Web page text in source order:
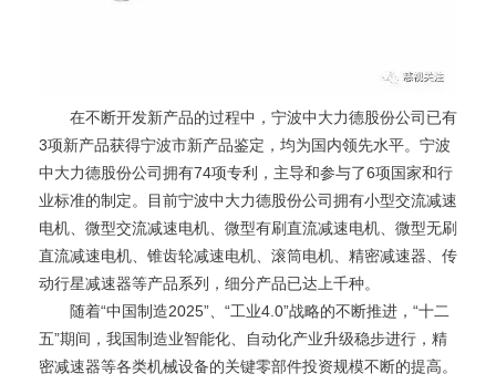
在不断开发新产品的过程中，宁波中大力德股份公司已有
3项新产品获得宁波市新产品鉴定，均为国内领先水平。宁波
中大力德股份公司拥有74项专利，主导和参与了6项国家和行
业标准的制定。目前宁波中大力德股份公司拥有小型交流减速
电机、微型交流减速电机、微型有刷直流减速电机、微型无刷
直流减速电机、锥齿轮减速电机、滚筒电机、精密减速器、传
动行星减速器等产品系列，细分产品已达上千种。
随着“中国制造2025”、“工业4.0”战略的不断推进，“十二
五”期间，我国制造业智能化、自动化产业升级稳步进行，精
密减速器等各类机械设备的关键零部件投资规模不断的提高。